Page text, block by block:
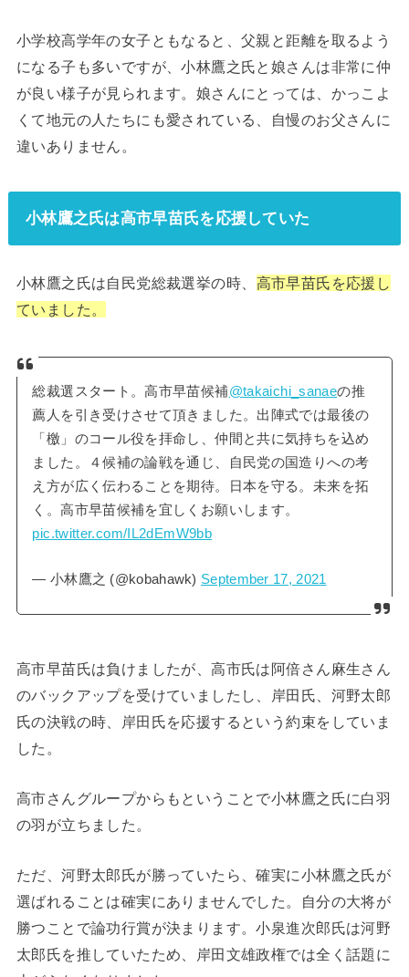
小学校高学年の女子ともなると、父親と距離を取るよう
になる子も多いですが、小林鷹之氏と娘さんは非常に仲
が良い様子が見られます。娘さんにとっては、かっこよ
くて地元の人たちにも愛されている、自慢のお父さんに
違いありません。
小林鷹之氏は高市早苗氏を応援していた
小林鷹之氏は自民党総裁選挙の時、 高市早苗氏を応援し
ていました。
総裁選スタート。高市早苗候補@takaichi_sanaeの推
薦人を引き受けさせて頂きました。出陣式では最後の
「檄」のコール役を拝命し、仲間と共に気持ちを込め
ました。４候補の論戦を通じ、自民党の国造りへの考
え方が広く伝わることを期待。日本を守る。未来を拓
く。高市早苗候補を宜しくお願いします。
pic.twitter.com/IL2dEmW9bb
— 小林鷹之 (@kobahawk) September 17, 2021
高市早苗氏は負けましたが、高市氏は阿倍さん麻生さん
のバックアップを受けていましたし、岸田氏、河野太郎
氏の決戦の時、岸田氏を応援するという約束をしていま
した。
高市さんグループからもということで小林鷹之氏に白羽
の羽が立ちました。
ただ、河野太郎氏が勝っていたら、確実に小林鷹之氏が
選ばれることは確実にありませんでした。自分の大将が
勝つことで論功行賞が決まります。小泉進次郎氏は河野
太郎氏を推していたため、岸田文雄政権では全く話題に